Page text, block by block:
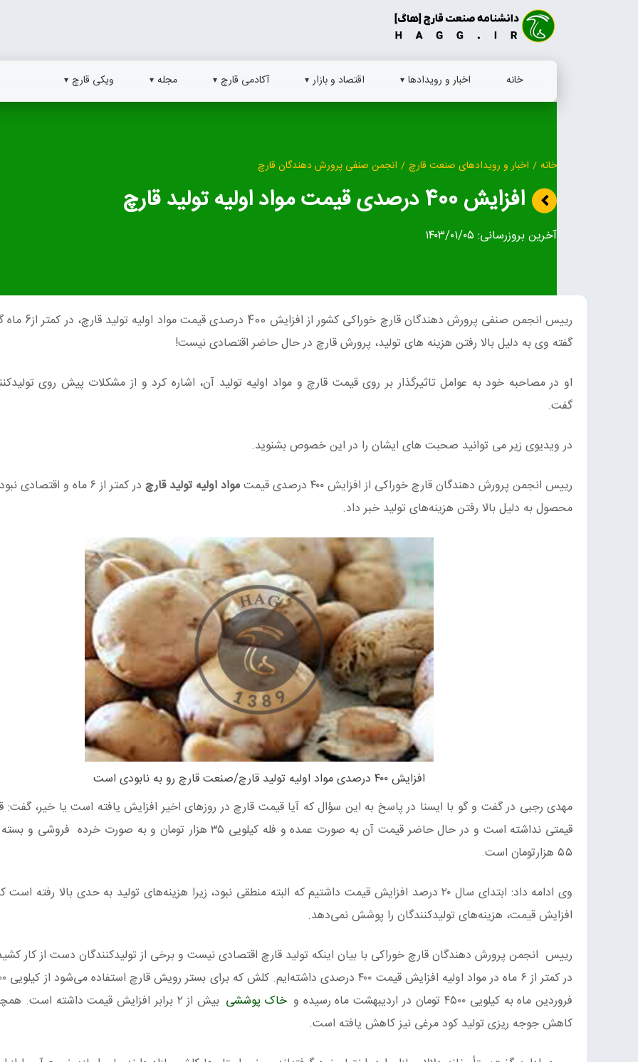
خانه اخبار و رویدادها اقتصاد و بازار آکادمی قارچ مجله ویکی قارچ
خانه / اخبار و رویدادهای صنعت قارچ / انجمن صنفی پرورش دهندگان قارچ
افزایش 400 درصدی قیمت مواد اولیه تولید قارچ
آخرین بروزرسانی: ۱۴۰۳/۰۱/۰۵
رییس انجمن صنفی پرورش
گفته وی به دلیل بالا رفتن هزینه های تولید، پرورش قارچ در حال حاضر اقتصادی نیست!
او در مصاحبه خود به عوامل تاثیرگذار بر روی قیمت قارچ و مواد اولیه تولید آن، اشاره کرد و از مشکلات پیش روی
گفت.
در ویدیوی زیر می توانید صحبت های ایشان را در این خصوص بشنوید.
رییس انجمن پرورش دهندگان قارچ خوراکی از افزایش ۴۰۰ درصدی قیمت مواد اولیه تولید قارچ
در کمتر از ۶ ماه و
محصول به دلیل بالا رفتن هزینه‌های تولید خبر داد.
افزایش ۴۰۰ درصدی مواد اولیه تولید قارچ/صنعت قارچ رو به نابودی است
مهدی رجبی در گفت و گو با ایسنا در پاسخ به این سؤال که آیا قیمت قارچ در روزهای اخیر افزایش یافته است یا خیر، گفت:
قیمتی نداشته است و در حال حاضر قیمت آن به صورت عمده و فله کیلویی ۳۵ هزار تومان و به صورت
۵۵ هزارتومان است.
وی ادامه داد: ابتدای سال ۲۰ درصد افزایش قیمت داشتیم که البته منطقی نبود، زیرا هزینه‌های تولید به حدی بالا رفته
افزایش قیمت، هزینه‌های تولیدکنندگان را پوشش نمی‌دهد.
رییس انجمن پرورش دهندگان قارچ خوراکی با بیان اینکه تولید قارچ اقتصادی نیست و برخی از تولیدکنندگان دست از کار
فروردین ماه به کیلویی ۴۵۰۰ تومان در اردیبهشت ماه رسیده و
خاک پوششی
بیش از ۲ برابر افزایش قیمت داشته است.
کاهش جوجه ریزی تولید کود مرغی نیز کاهش یافته است.